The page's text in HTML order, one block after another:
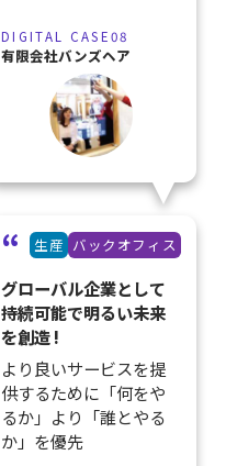
DIGITAL CASE08
有限会社バンズヘア
生産 バックオフィス
グローバル企業として
持続可能で明るい未来
を創造 !
より良いサービスを提
供するために「何をや
るか」より「誰とやる
か」を優先